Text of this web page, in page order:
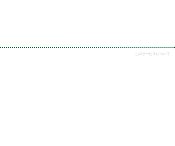
このサービスについて